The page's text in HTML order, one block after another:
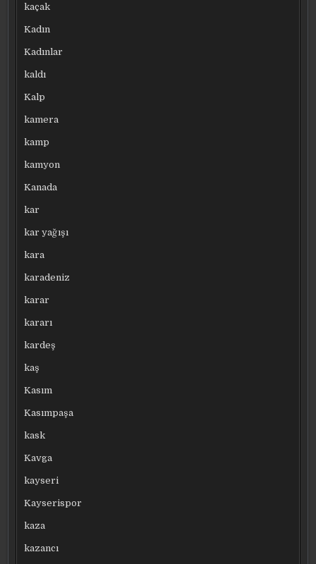
kaçak
Kadın
Kadınlar
kaldı
Kalp
kamera
kamp
kamyon
Kanada
kar
kar yağışı
kara
karadeniz
karar
kararı
kardeş
kaş
Kasım
Kasımpaşa
kask
Kavga
kayseri
Kayserispor
kaza
kazancı